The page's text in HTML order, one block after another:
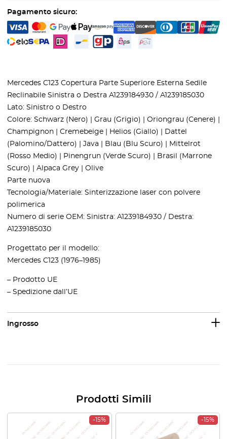
Pagamento sicuro:
Mercedes C123 Copertura Parte Superiore Esterna Sedile
Reclinabile Sinistra o Destra A1239184930 / A1239185030
Lato: Sinistro o Destro
Colore: Schwarz (Nero) | Grau (Grigio) | Oriongrau (Cenere) |
Champignon | Cremebeige | Helios (Giallo) | Dattel
(Palomino/Dattero) | Java | Blau (Blu Scuro) | Mittelrot
(Rosso Medio) | Pinengrun (Verde Scuro) | Brasil (Marrone
Scuro) | Alpaca Grey | Olive
Parte nuova
Tecnologia/Materiale: Sinterizzazione laser con polvere
polimerica
Numero di serie OEM: Sinistra: A1239184930 / Destra:
A1239185030
Progettato per il modello:
Mercedes C123 (1976–1985)
– Prodotto UE
– Spedizione dall’UE
Ingrosso
Prodotti Simili
-15% -15%